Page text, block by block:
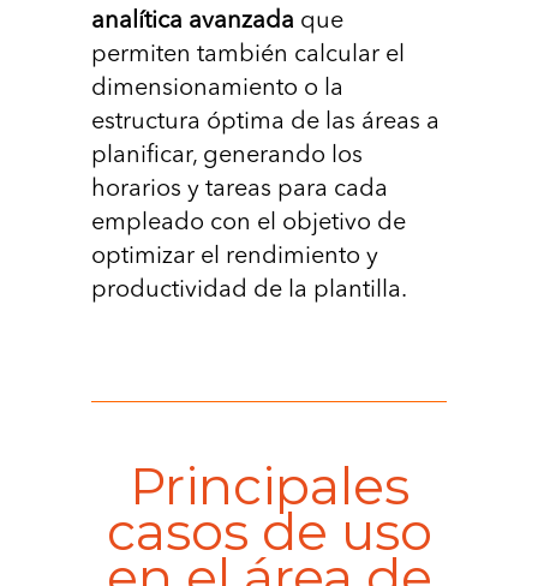
analítica avanzada que
permiten también calcular el
dimensionamiento o la
estructura óptima de las áreas a
planiﬁcar, generando los
horarios y tareas para cada
empleado con el objetivo de
optimizar el rendimiento y
productividad de la plantilla.
Principales
casos de uso